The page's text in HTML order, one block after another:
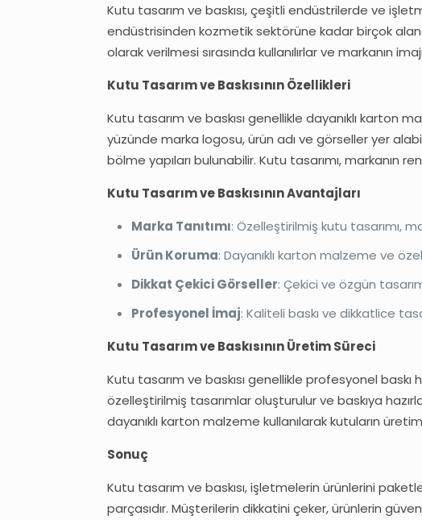
Kutu tasarım ve baskısı, çeşitli endüstrilerde ve
endüstrisinden kozmetik sektörüne kadar birçok
olarak verilmesi sırasında kullanılırlar ve markanın
Kutu Tasarım ve Baskısının Özellikleri
Kutu tasarım ve baskısı genellikle dayanıklı karton
yüzünde marka logosu, ürün adı ve görseller yer
bölme yapıları bulunabilir. Kutu tasarımı, markanın
Kutu Tasarım ve Baskısının Avantajları
Marka Tanıtımı: Özelleştirilmiş kutu tasarımı,
Ürün Koruma: Dayanıklı karton malzeme ve
Dikkat Çekici Görseller: Çekici ve özgün
Profesyonel İmaj: Kaliteli baskı ve dikkatlice
Kutu Tasarım ve Baskısının Üretim Süreci
Kutu tasarım ve baskısı genellikle profesyonel
özelleştirilmiş tasarımlar oluşturulur ve baskıya
dayanıklı karton malzeme kullanılarak kutuların
Sonuç
Kutu tasarım ve baskısı, işletmelerin ürünlerini
parçasıdır. Müşterilerin dikkatini çeker, ürünlerin